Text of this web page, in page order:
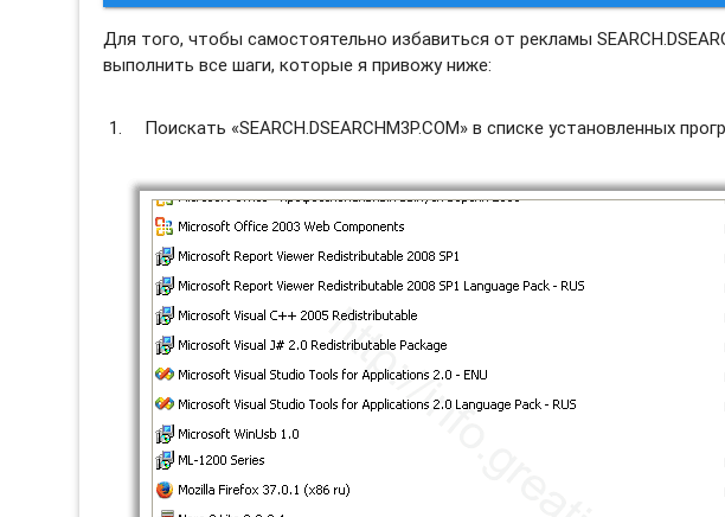
Для того, чтобы самостоятельно избавиться от рекламы
выполнить все шаги, которые я привожу ниже:
Поискать «SEARCH.DSEARCHM3P.COM» в списке установленных